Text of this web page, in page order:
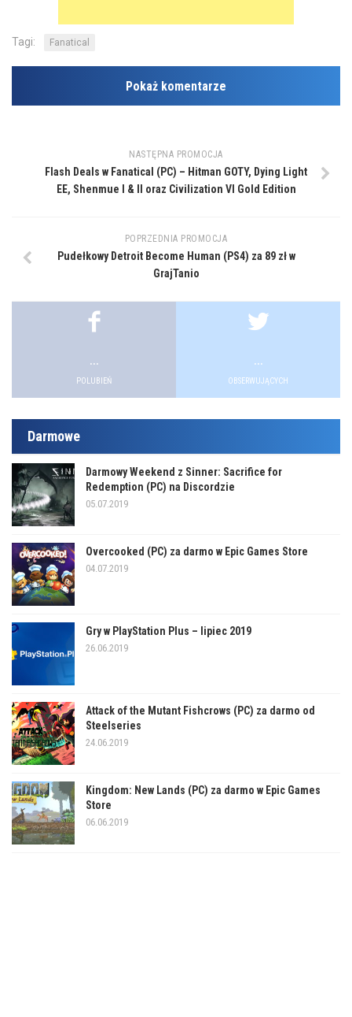
Tagi: Fanatical
Pokaż komentarze
NASTĘPNA PROMOCJA
Flash Deals w Fanatical (PC) – Hitman GOTY, Dying Light
EE, Shenmue I & II oraz Civilization VI Gold Edition
POPRZEDNIA PROMOCJA
Pudełkowy Detroit Become Human (PS4) za 89 zł w
GrajTanio
...
POLUBIEŃ
...
OBSERWUJĄCYCH
Darmowe
Darmowy Weekend z Sinner: Sacrifice for
Redemption (PC) na Discordzie
05.07.2019
Overcooked (PC) za darmo w Epic Games Store
04.07.2019
Gry w PlayStation Plus – lipiec 2019
26.06.2019
Attack of the Mutant Fishcrows (PC) za darmo od
Steelseries
24.06.2019
Kingdom: New Lands (PC) za darmo w Epic Games
Store
06.06.2019